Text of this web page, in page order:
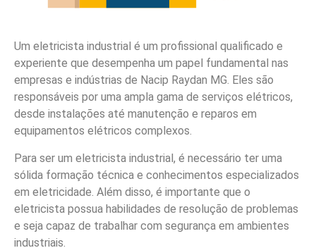
Um eletricista industrial é um profissional qualificado e
experiente que desempenha um papel fundamental nas
empresas e indústrias de Nacip Raydan MG. Eles são
responsáveis por uma ampla gama de serviços elétricos,
desde instalações até manutenção e reparos em
equipamentos elétricos complexos.
Para ser um eletricista industrial, é necessário ter uma
sólida formação técnica e conhecimentos especializados
em eletricidade. Além disso, é importante que o
eletricista possua habilidades de resolução de problemas
e seja capaz de trabalhar com segurança em ambientes
industriais.